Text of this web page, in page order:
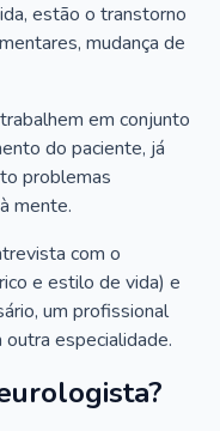
estão o transtorno
mudança de
em conjunto
do paciente, já
problemas
mente.
com o
e estilo de vida) e
um profissional
especialidade.